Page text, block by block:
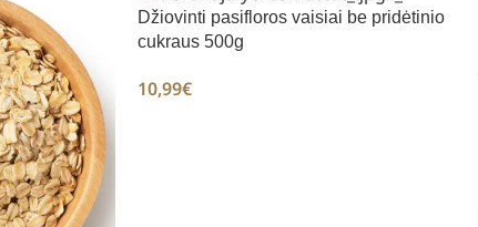
Džiovinti pasifloros vaisiai be pridėtinio
cukraus 500g
10,99€